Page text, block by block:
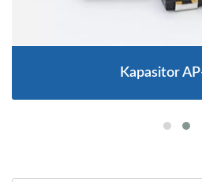
Kapasitor